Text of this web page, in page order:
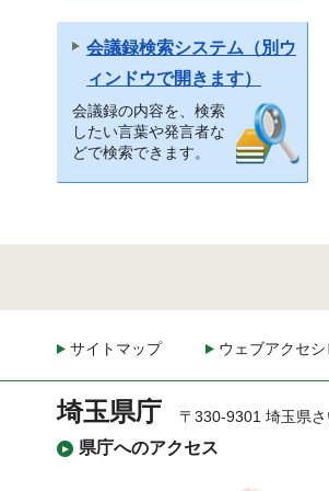
会議録検索システム（別ウ
ィンドウで開きます）
会議録の内容を、検索
したい言葉や発言者な
どで検索できます。
サイトマップ ウェブアクセシ
埼玉県庁
県庁へのアクセス
〒330-9301 埼玉県